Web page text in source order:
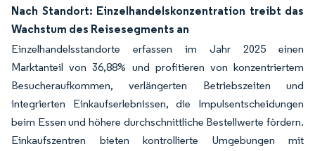
Nach Standort: Einzelhandelskonzentration treibt das
Wachstum des Reisesegments an
Einzelhandelsstandorte erfassen im Jahr 2025 einen
Marktanteil von 36,88% und profitieren von konzentriertem
Besucheraufkommen, verlängerten Betriebszeiten und
integrierten Einkaufserlebnissen, die Impulsentscheidungen
beim Essen und höhere durchschnittliche Bestellwerte fördern.
Einkaufszentren bieten kontrollierte Umgebungen mit